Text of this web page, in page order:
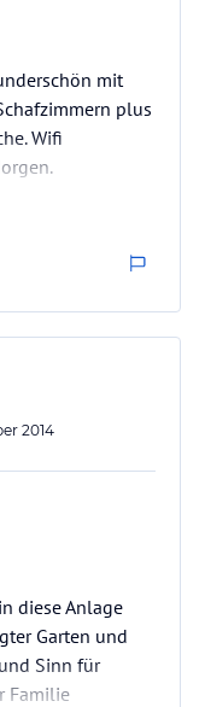
mit
plus
Wifi
Charco Azul
2014
diese Anlage
Garten und
Sinn für
Familie